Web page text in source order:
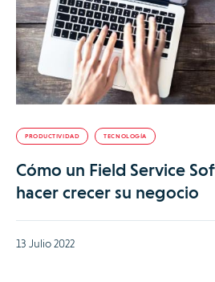
PRODUCTIVIDAD TECNOLOGÍA
Cómo un Field Service
hacer crecer su negocio
13 Julio 2022